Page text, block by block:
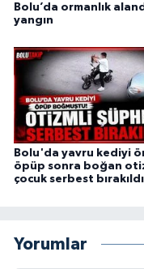
Bolu’da ormanlık
yangın
Bolu'da yavru kediyi
öpüp sonra boğan
çocuk serbest bırakıldı
Yorumlar